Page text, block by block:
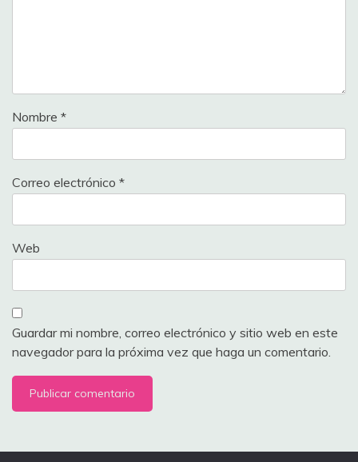
Nombre *
Correo electrónico *
Web
Guardar mi nombre, correo electrónico y sitio web en este
navegador para la próxima vez que haga un comentario.